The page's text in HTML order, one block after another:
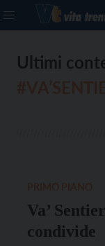
Ultimi
Va’
condivide